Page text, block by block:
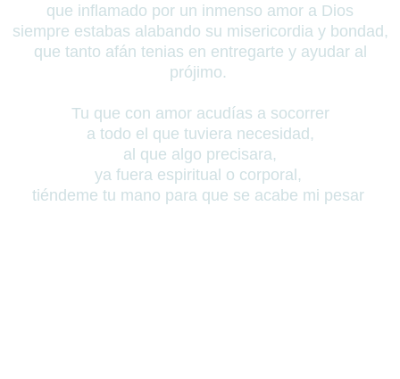
que inflamado por un inmenso amor a Dios
siempre estabas alabando su misericordia y bondad,
que tanto afán tenias en entregarte y ayudar al
prójimo.
Tu que con amor acudías a socorrer
a todo el que tuviera necesidad,
al que algo precisara,
ya fuera espiritual o corporal,
tiéndeme tu mano para que se acabe mi pesar